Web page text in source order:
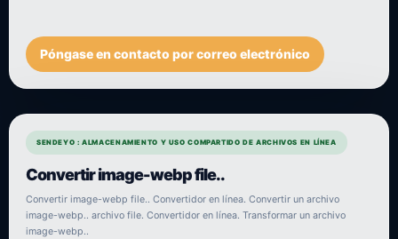
Póngase en contacto por correo electrónico
SENDEYO : ALMACENAMIENTO Y USO COMPARTIDO DE ARCHIVOS EN LÍNEA
Convertir image-webp file..
Convertir image-webp file.. Convertidor en línea. Convertir un archivo
image-webp.. archivo file. Convertidor en línea. Transformar un archivo
image-webp..